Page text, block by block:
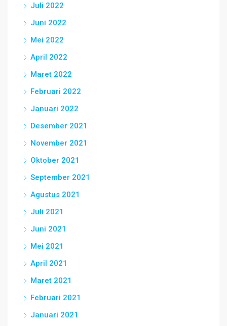
Juli 2022
Juni 2022
Mei 2022
April 2022
Maret 2022
Februari 2022
Januari 2022
Desember 2021
November 2021
Oktober 2021
September 2021
Agustus 2021
Juli 2021
Juni 2021
Mei 2021
April 2021
Maret 2021
Februari 2021
Januari 2021